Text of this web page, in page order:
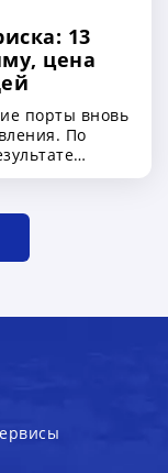
13
цена
порты вновь
По
металле
о миллионах